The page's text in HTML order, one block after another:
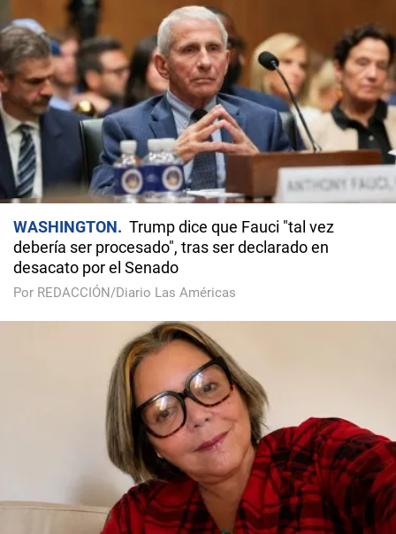
WASHINGTON
Trump dice que Fauci "tal vez
debería ser procesado", tras ser declarado en
desacato por el Senado
Por REDACCIÓN/Diario Las Américas